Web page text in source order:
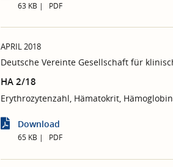
63 KB PDF
APRIL 2018
Deutsche Vereinte Gesellschaft für
HA 2/18
Erythrozytenzahl, Hämatokrit,
Download
65 KB PDF